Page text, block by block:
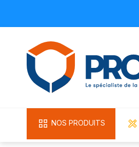
NOS PRODUITS